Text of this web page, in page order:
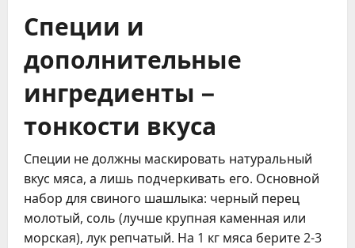
Специи и
дополнительные
ингредиенты –
тонкости вкуса
Специи не должны маскировать натуральный
вкус мяса, а лишь подчеркивать его. Основной
набор для свиного шашлыка: черный перец
молотый, соль (лучше крупная каменная или
морская), лук репчатый. На 1 кг мяса берите 2-3